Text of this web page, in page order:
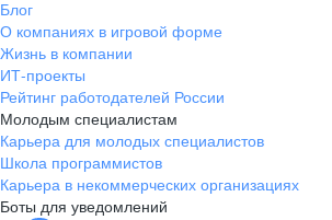
Блог
О компаниях в игровой форме
Жизнь в компании
ИТ-проекты
Рейтинг работодателей России
Молодым специалистам
Карьера для молодых специалистов
Школа программистов
Карьера в некоммерческих организациях
Боты для уведомлений